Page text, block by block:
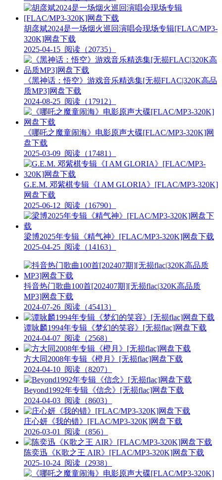
胡彦斌2024是一场烟火巡回演唱会现场专辑[FLAC/MP3-
320K]网盘下载
2025-04-15 阅读（20735）
《黑神话：悟空》游戏音乐精选集[无损FLAC|320K高品
质MP3]网盘下载
2024-08-25 阅读（17912）
《哪吒之魔童闹海》电影原声大碟[FLAC/MP3-320K]网
盘下载
2025-03-09 阅读（17481）
G.E.M. 邓紫棋专辑《I AM GLORIA》[FLAC/MP3-320K]
网盘下载
2025-06-12 阅读（16790）
梁博2025年专辑《精气神》[FLAC/MP3-320K]网盘下载
2025-04-25 阅读（14163）
抖音热门歌曲100首[202407期][无损flac|320K高品质
MP3]网盘下载
2024-07-26 阅读（45413）
谭咏麟1994年专辑《梦幻的笑容》[无损flac]网盘下载
2024-04-07 阅读（2568）
方大同2008年专辑《橙月》[无损flac]网盘下载
2024-04-10 阅读（8207）
Beyond1992年专辑《信念》[无损flac]网盘下载
2024-04-03 阅读（8603）
庄心妍《我的错》[FLAC/MP3-320K]网盘下载
2026-03-01
阅读（856）
陈奕迅《K歌之王 AIR》[FLAC/MP3-320K]网盘下载
2025-10-24 阅读（2938）